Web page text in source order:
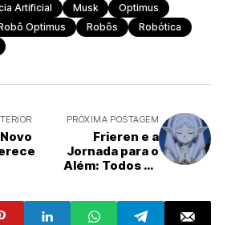
Artificial Musk
Optimus
Optimus Robôs
Robótica
PRÓXIMA POSTAGEM
Frieren e a
Jornada para o
Além: Todos os
Episódio 3 da